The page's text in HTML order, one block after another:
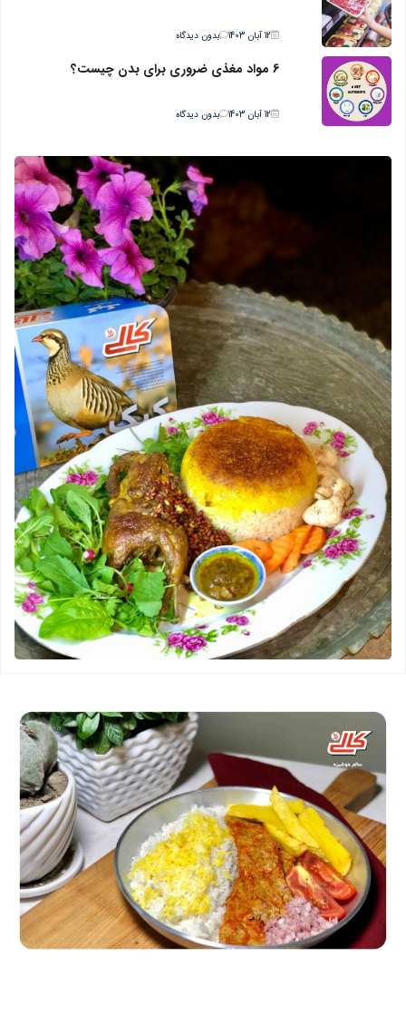
12 آبان 1403 بدون دیدگاه
6 مواد مغذی ضروری برای بدن چیست؟
12 آبان 1403 بدون دیدگاه